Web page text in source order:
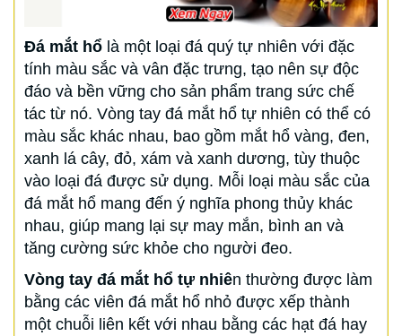
Đá mắt hổ là một loại đá quý tự nhiên với đặc
tính màu sắc và vân đặc trưng, tạo nên sự độc
đáo và bền vững cho sản phẩm trang sức chế
tác từ nó. Vòng tay đá mắt hổ tự nhiên có thể có
màu sắc khác nhau, bao gồm mắt hổ vàng, đen,
xanh lá cây, đỏ, xám và xanh dương, tùy thuộc
vào loại đá được sử dụng. Mỗi loại màu sắc của
đá mắt hổ mang đến ý nghĩa phong thủy khác
nhau, giúp mang lại sự may mắn, bình an và
tăng cường sức khỏe cho người đeo.
Vòng tay đá mắt hổ tự nhiên thường được làm
bằng các viên đá mắt hổ nhỏ được xếp thành
một chuỗi liên kết với nhau bằng các hạt đá hay